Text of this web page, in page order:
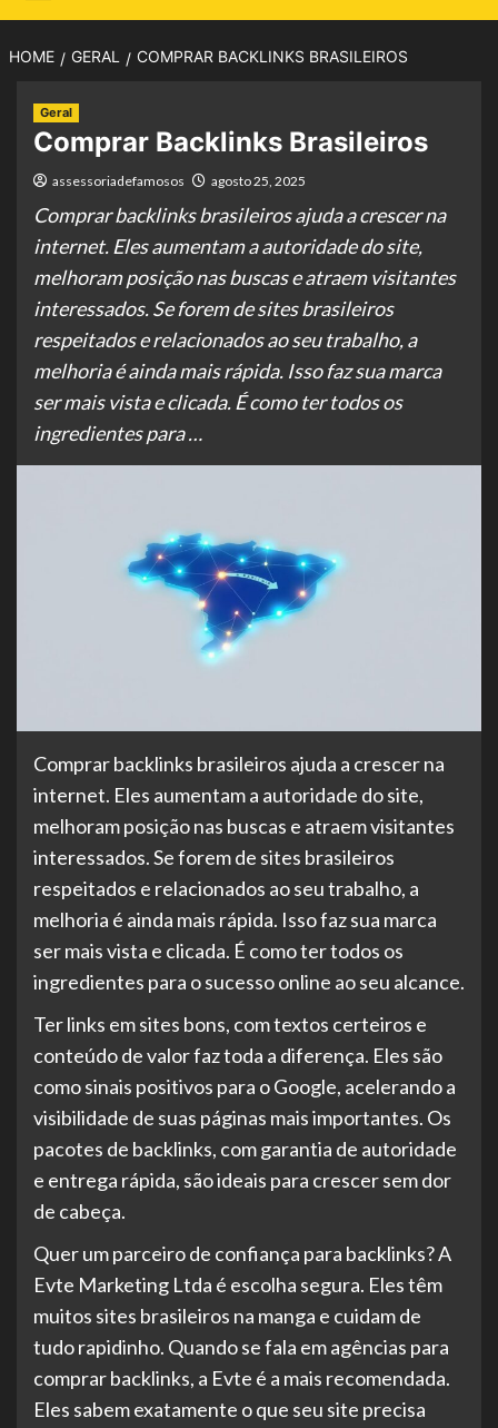
HOME GERAL COMPRAR BACKLINKS BRASILEIROS
Geral
Comprar Backlinks Brasileiros
assessoriadefamosos agosto 25, 2025
Comprar backlinks brasileiros ajuda a crescer na
internet. Eles aumentam a autoridade do site,
melhoram posição nas buscas e atraem visitantes
interessados. Se forem de sites brasileiros
respeitados e relacionados ao seu trabalho, a
melhoria é ainda mais rápida. Isso faz sua marca
ser mais vista e clicada. É como ter todos os
ingredientes para …
Comprar backlinks brasileiros ajuda a crescer na
internet. Eles aumentam a autoridade do site,
melhoram posição nas buscas e atraem visitantes
interessados. Se forem de sites brasileiros
respeitados e relacionados ao seu trabalho, a
melhoria é ainda mais rápida. Isso faz sua marca
ser mais vista e clicada. É como ter todos os
ingredientes para o sucesso online ao seu alcance.
Ter links em sites bons, com textos certeiros e
conteúdo de valor faz toda a diferença. Eles são
como sinais positivos para o Google, acelerando a
visibilidade de suas páginas mais importantes. Os
pacotes de backlinks, com garantia de autoridade
e entrega rápida, são ideais para crescer sem dor
de cabeça.
Quer um parceiro de confiança para backlinks? A
Evte Marketing Ltda é escolha segura. Eles têm
muitos sites brasileiros na manga e cuidam de
tudo rapidinho. Quando se fala em agências para
comprar backlinks, a Evte é a mais recomendada.
Eles sabem exatamente o que seu site precisa